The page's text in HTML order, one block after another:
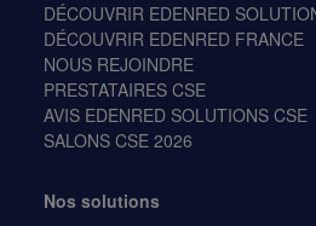
DÉCOUVRIR EDENRED
DÉCOUVRIR EDENRED FRANCE
NOUS REJOINDRE
PRESTATAIRES CSE
AVIS EDENRED SOLUTIONS CSE
SALONS CSE 2026
Nos solutions